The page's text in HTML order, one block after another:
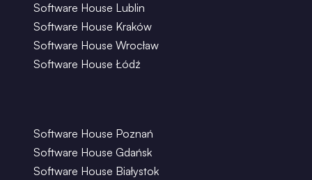
Software House Lublin
Software House Kraków
Software House Wrocław
Software House Łódź
Software House Poznań
Software House Gdańsk
Software House Białystok